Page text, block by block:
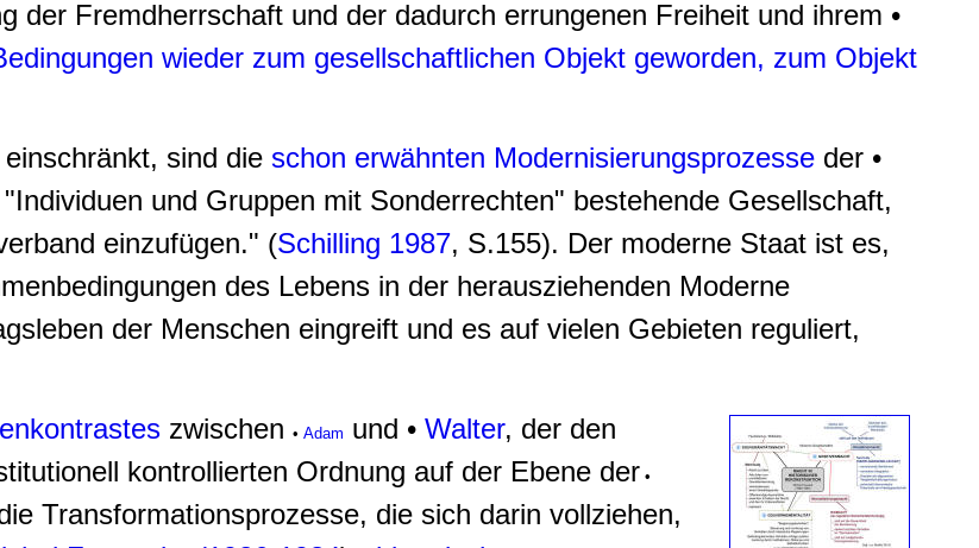
der Fremdherrschaft und der dadurch errungenen Freiheit und ihrem •
wieder zum gesellschaftlichen Objekt geworden, zum Objekt
sind die schon erwähnten Modernisierungsprozesse der •
und Gruppen mit Sonderrechten" bestehende Gesellschaft,
einzufügen." (Schilling 1987, S.155). Der moderne Staat ist es,
des Lebens in der herausziehenden Moderne
der Menschen eingreift und es auf vielen Gebieten reguliert,
zwischen • Adam und • Walter, der den
kontrollierten Ordnung auf der Ebene der •
Transformationsprozesse, die sich darin vollziehen,